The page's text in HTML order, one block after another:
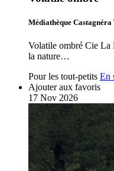
Médiathèque Castagnéra
Volatile ombré Cie La
la nature…
Pour les tout-petits En
Ajouter aux favoris
17 Nov 2026